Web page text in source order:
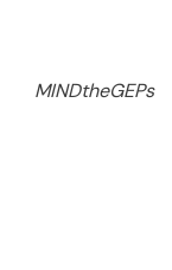
MINDtheGEPs